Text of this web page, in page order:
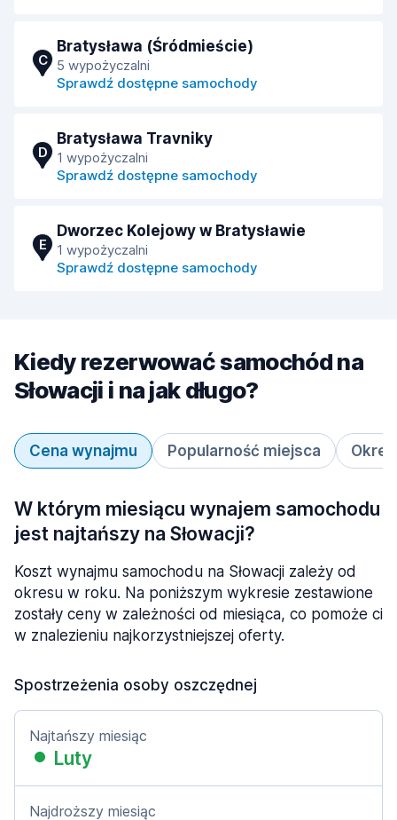
C
Bratysława (Śródmieście)
5 wypożyczalni
Sprawdź dostępne samochody
D
Bratysława Travniky
1 wypożyczalni
Sprawdź dostępne samochody
E
Dworzec Kolejowy w Bratysławie
1 wypożyczalni
Sprawdź dostępne samochody
Kiedy rezerwować samochód na
Słowacji i na jak długo?
Cena wynajmu Popularność miejsca
W którym miesiącu wynajem samochodu
jest najtańszy na Słowacji?
Koszt wynajmu samochodu na Słowacji zależy od
okresu w roku. Na poniższym wykresie zestawione
zostały ceny w zależności od miesiąca, co pomoże ci
w znalezieniu najkorzystniejszej oferty.
Spostrzeżenia osoby oszczędnej
Najtańszy miesiąc
Luty
Najdroższy miesiąc